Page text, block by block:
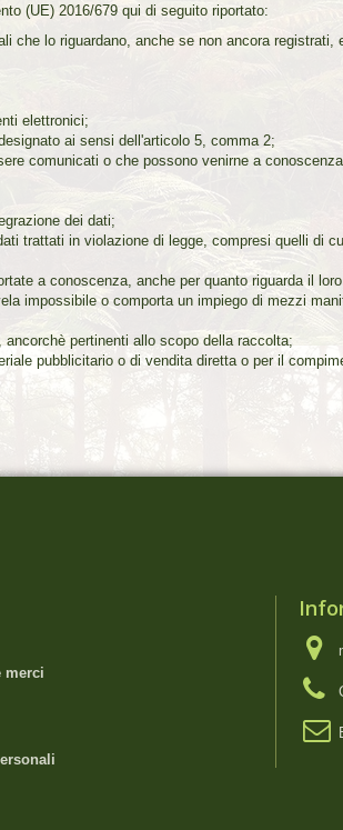
(UE) 2016/679 qui di seguito riportato:
che lo riguardano, anche se non ancora
elettronici;
ai sensi dell'articolo 5, comma 2;
comunicati o che possono venirne a
dei dati;
trattati in violazione di legge, compresi quelli di
a conoscenza, anche per quanto riguarda il
impossibile o comporta un impiego di mezzi
pertinenti allo scopo della raccolta;
pubblicitario o di vendita diretta o per il
merci